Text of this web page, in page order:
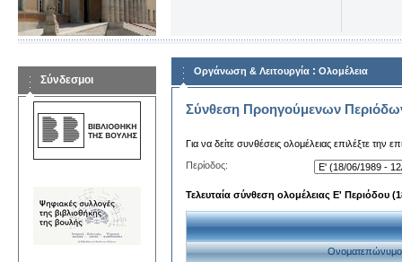
Σύνδεσμοι
Οργάνωση & Λειτουργία : Ολομέλεια
Σύνθεση Προηγούμενων
Για να δείτε συνθέσεις ολομέλειας επιλέξτε την
Περίοδος:
Τελευταία σύνθεση ολομέλειας Ε' Περιόδου
Ονοματεπώνυμο